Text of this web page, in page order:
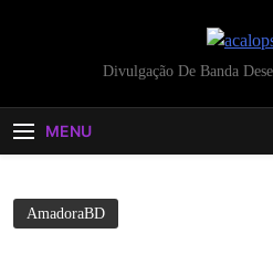
Divulgação De Banda
MENU
AmadoraBD